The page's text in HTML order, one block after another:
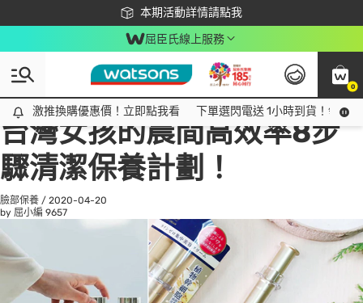
本期活動詳情請點我
下載app最高回饋$350
屈臣氏線上服務
0
激推換購優惠價！立即點我看
激推換購優惠價！立即點我看 下單選閃電送 1小時到貨！領神
All
話題趨勢
台灣女孩的晨間高效率8步
驟清潔保養計劃！
臉部保養 / 2020-04-20
by 屈小編 9657